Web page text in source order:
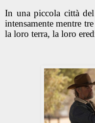
In una piccola città
intensamente mentre
la loro terra, la loro